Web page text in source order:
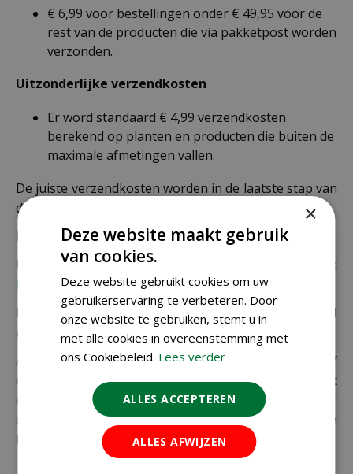
€ 6,99 voor bestellingen onder € 49,95 voor de
rest van de producten die via pakketpost worden
verzonden.
Uitzonderlijke verzendkosten
Er word standaard € 4,99 verzendkosten
berekend op planten en producten die buiten de
maximale afmetingen vallen.
De juiste verzendkosten worden in de laatste stap van
de winkelwagen berekend.
Bezorgkosten overige landen:
Uiteraard verzenden wij ook buiten Nederland,
bekijk
hier de verzendkosten.
Let op: extra kosten bij niet ophalen of verkeerd
adres
Als je je pakket niet ophaalt bij een PostNL-punt of
een verkeerd afleveradres invult, zijn wij genoodzaakt
extra kosten in rekening te brengen. Controleer
daarom altijd goed je adresgegevens voordat je je
bestelling plaatst.
×
Deze website maakt gebruik
van cookies.
Deze website gebruikt cookies om uw
gebruikerservaring te verbeteren. Door
onze website te gebruiken, stemt u in
met alle cookies in overeenstemming met
ons Cookiebeleid. Lees verder
ALLES ACCEPTEREN
ALLES AFWIJZEN